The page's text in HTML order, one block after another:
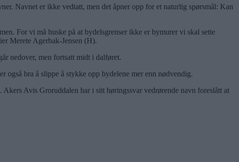
Navnet er ikke vedtatt, men det åpner opp for et naturlig spørsmål: Kan
For vi må huske på at bydelsgrenser ikke er bymurer vi skal sette
Merete Agerbak-Jensen (H).
nedover, men fortsatt midt i dalføret.
også bra å slippe å stykke opp bydelene mer enn nødvendig.
Avis Groruddalen har i sitt høringssvar vedrørende navn foreslått at